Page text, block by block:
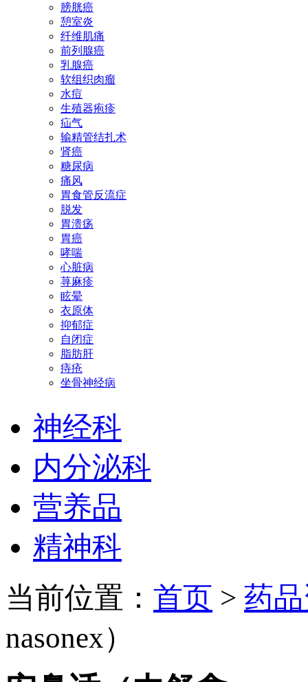
膀胱癌
憩室炎
纤维肌痛
前列腺癌
乳腺癌
软组织肉瘤
水痘
生殖器疱疹
疝气
输精管结扎术
肾癌
糖尿病
痛风
胃食管反流症
脱发
胃溃疡
胃癌
哮喘
心脏病
荨麻疹
眩晕
衣原体
抑郁症
自闭症
脂肪肝
痔疮
坐骨神经病
神经科
内分泌科
营养品
精神科
当前位置： 首页 > 药
nasonex）